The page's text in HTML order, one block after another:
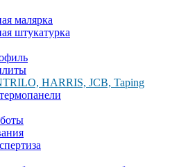
малярка
штукатурка
HARRIS, JCB, Taping